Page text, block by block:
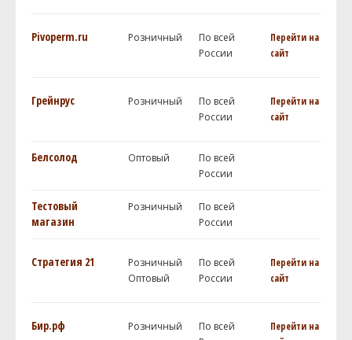
Pivoperm.ru Розничный
По всей
России
Перейти на
сайт
Грейнрус Розничный
По всей
России
Перейти на
сайт
Белсолод Оптовый
По всей
России
Тестовый
магазин
Розничный
По всей
России
Стратегия 21
Розничный
Оптовый
По всей
России
Перейти на
сайт
Бир.рф Розничный
По всей
Перейти на